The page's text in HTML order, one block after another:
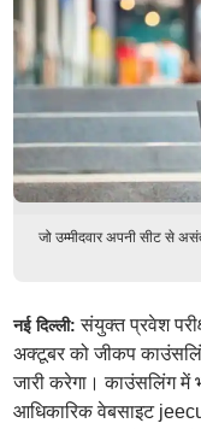
जो उम्मीदवार अपनी सीट से
नई दिल्ली: संयुक्त प्रवेश
अक्टूबर को जीकप
जारी करेगा। काउंसलिंग में
आधिकारिक वेबसाइट